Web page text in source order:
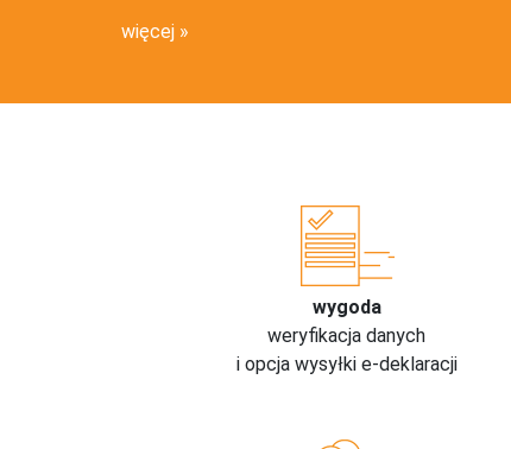
więcej
wygoda
weryfikacja danych
i opcja wysyłki e-deklaracji